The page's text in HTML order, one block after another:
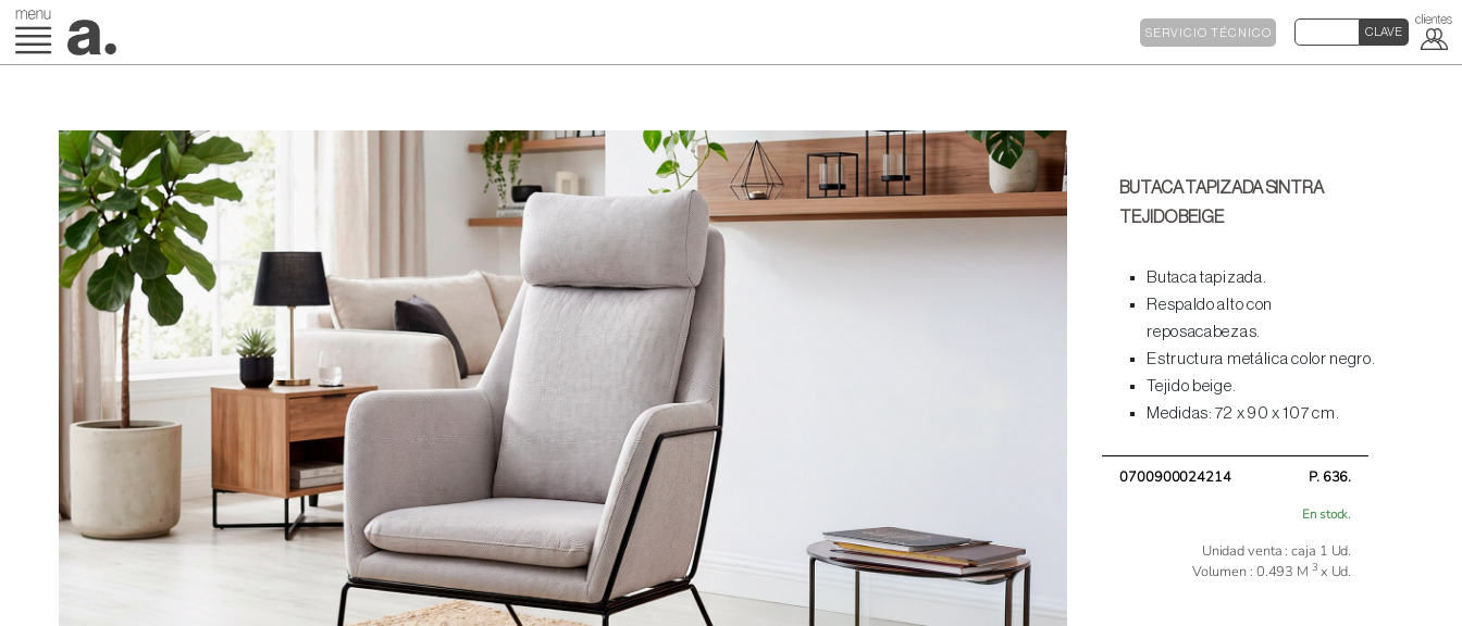
SERVICIO TÉCNICO
BUTACA TAPIZADA SINTRA
TEJIDO BEIGE
Butaca tapizada.
Respaldo alto con
reposacabezas.
Estructura metálica color negro.
Tejido beige.
Medidas: 72 x 90 x 107 cm.
0700900024214 P. 636.
En stock.
Unidad venta : caja 1 Ud.
Volumen : 0.493 M 3 x Ud.